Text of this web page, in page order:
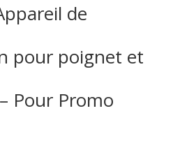
de
pour poignet et
Pour Promo